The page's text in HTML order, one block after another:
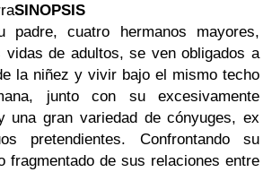
SINOPSIS
padre, cuatro hermanos mayores,
vidas de adultos, se ven obligados a
la niñez y vivir bajo el mismo techo
junto con su excesivamente
una gran variedad de cónyuges, ex
pretendientes. Confrontando su
fragmentado de sus relaciones entre